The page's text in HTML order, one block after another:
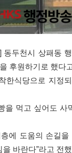
두천시 상패동
후원하기로 했다
한식당으로 지정
을 먹고 싶어도
에 도움의 손길
바란다”라고 전